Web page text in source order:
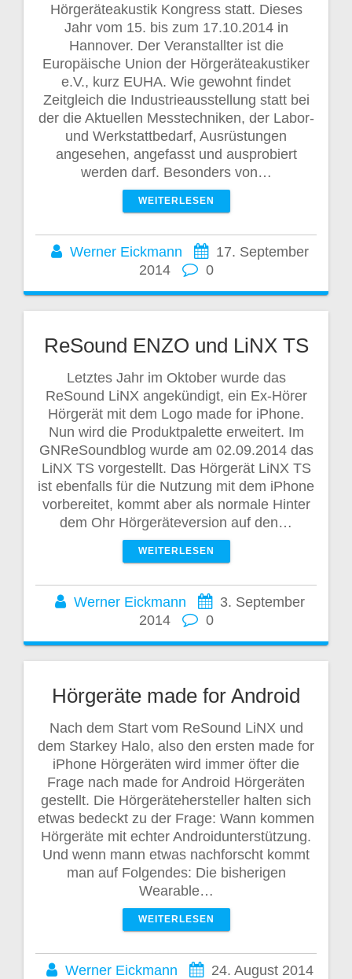
Hörgeräteakustik Kongress statt. Dieses
Jahr vom 15. bis zum 17.10.2014 in
Hannover. Der Veranstallter ist die
Europäische Union der Hörgeräteakustiker
e.V., kurz EUHA. Wie gewohnt findet
Zeitgleich die Industrieausstellung statt bei
der die Aktuellen Messtechniken, der Labor-
und Werkstattbedarf, Ausrüstungen
angesehen, angefasst und ausprobiert
werden darf. Besonders von…
WEITERLESEN
Werner Eickmann
17. September
2014
0
ReSound ENZO und LiNX TS
Letztes Jahr im Oktober wurde das
ReSound LiNX angekündigt, ein Ex-Hörer
Hörgerät mit dem Logo made for iPhone.
Nun wird die Produktpalette erweitert. Im
GNReSoundblog wurde am 02.09.2014 das
LiNX TS vorgestellt. Das Hörgerät LiNX TS
ist ebenfalls für die Nutzung mit dem iPhone
vorbereitet, kommt aber als normale Hinter
dem Ohr Hörgeräteversion auf den…
WEITERLESEN
Werner Eickmann
3. September
2014
0
Hörgeräte made for Android
Nach dem Start vom ReSound LiNX und
dem Starkey Halo, also den ersten made for
iPhone Hörgeräten wird immer öfter die
Frage nach made for Android Hörgeräten
gestellt. Die Hörgerätehersteller halten sich
etwas bedeckt zu der Frage: Wann kommen
Hörgeräte mit echter Androidunterstützung.
Und wenn mann etwas nachforscht kommt
man auf Folgendes: Die bisherigen
Wearable…
WEITERLESEN
Werner Eickmann
24. August 2014